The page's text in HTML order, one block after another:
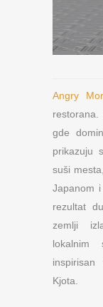
Angry
restorana.
gde
prikazuju
suši
Japanom
rezultat
zemlji
lokalnim
Kjota.